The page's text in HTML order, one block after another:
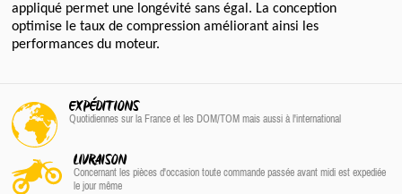
appliqué permet une longévité sans égal. La conception
optimise le taux de compression améliorant ainsi les
performances du moteur.
EXPÉDITIONS
Quotidiennes sur la Franceet les DOM/TOM mais aussi à l'international
LIVRAISON
Concernant les pièces d'occasion toute commande passée avant midi est expediée
le jour même